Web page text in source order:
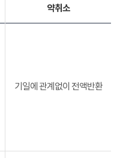
약취소
기일에 관계없이 전액반환